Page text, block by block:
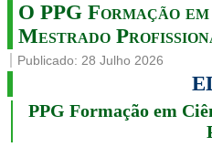
O PPG Formação
Mestrado
Publicado: 28 Julho 2026
PPG Formação em